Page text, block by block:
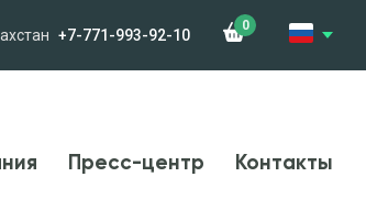
+7-771-993-92-10
0
Пресс-центр Контакты